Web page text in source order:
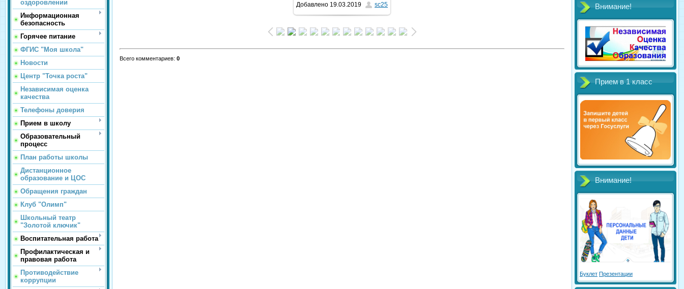
оздоровлении
Информационная
безопасность
Горячее питание
ФГИС "Моя школа"
Новости
Центр "Точка роста"
Независимая оценка
качества
Телефоны доверия
Прием в школу
Образовательный
процесс
План работы школы
Дистанционное
образование и ЦОС
Обращения граждан
Клуб "Олимп"
Школьный театр
"Золотой ключик"
Воспитательная работа
Профилактическая и
правовая работа
Противодействие
коррупции
768x1024/ 209.8Kb
Добавлено 19.03.2019 sc25
Всего комментариев: 0
Внимание!
Прием в 1 класс
Внимание!
Буклет Презентации